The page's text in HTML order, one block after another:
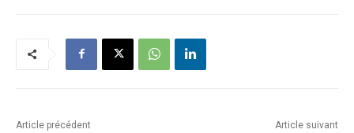
Article précédent Article suivant